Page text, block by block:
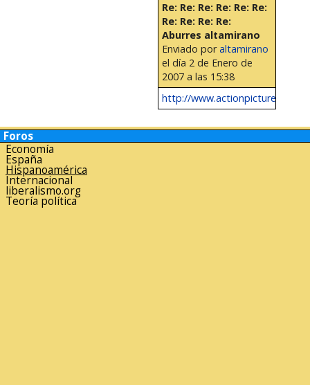
Re: Re: Re: Re: Re: Re:
Re: Re: Re: Re:
Aburres altamirano
Enviado poraltamirano
el día 2 de Enero de
2007 a las 15:38
http://www.actionpicture.de/
Foros
Economía
España
Hispanoamérica
Internacional
liberalismo.org
Teoría política